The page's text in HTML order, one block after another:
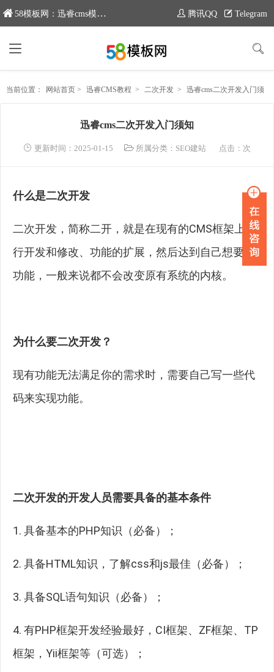
58模板网：迅睿cms模板专业分享平台，新域名：www.moban58.com 腾讯QQ Telegram
当前位置： 网站首页 > 迅睿CMS教程 > 二次开发 > 迅睿cms二次开发入门须知
迅睿cms二次开发入门须知
更新时间：2025-01-15 所属分类： SEO建站 点击： 次
什么是二次开发
二次开发，简称二开，就是在现有的CMS框架上进
行开发和修改、功能的扩展，然后达到自己想要的
功能，一般来说都不会改变原有系统的内核。
为什么要二次开发？
现有功能无法满足你的需求时，需要自己写一些代
码来实现功能。
二次开发的开发人员需要具备的基本条件
1. 具备基本的PHP知识（必备）；
2. 具备HTML知识，了解css和js最佳（必备）；
3. 具备SQL语句知识（必备）；
4. 有PHP框架开发经验最好，CI框架、ZF框架、TP
框架，Yii框架等（可选）；